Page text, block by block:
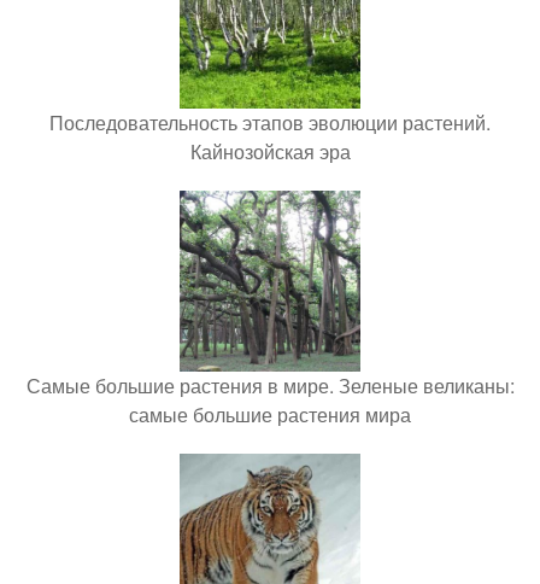
Последовательность этапов эволюции растений.
Кайнозойская эра
Самые большие растения в мире. Зеленые великаны:
самые большие растения мира